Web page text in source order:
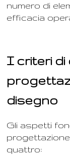
numero di
efficacia
I criteri di
disegno
Gli aspetti
quattro: